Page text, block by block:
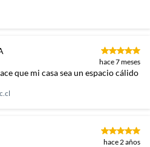
hace 7 meses
que mi casa sea un espacio cálido
hace 2 años